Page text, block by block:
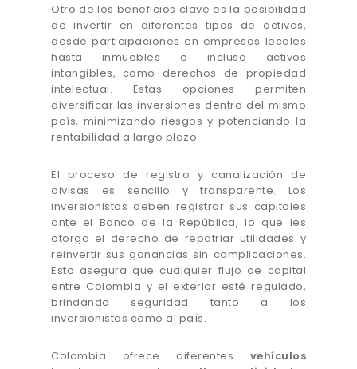
Otro de los beneficios clave es la posibilidad
de invertir en diferentes tipos de activos,
desde participaciones en empresas locales
hasta inmuebles e incluso activos
intangibles, como derechos de propiedad
intelectual. Estas opciones permiten
diversificar las inversiones dentro del mismo
país, minimizando riesgos y potenciando la
rentabilidad a largo plazo.
El proceso de registro y canalización de
divisas es sencillo y transparente. Los
inversionistas deben registrar sus capitales
ante el Banco de la República, lo que les
otorga el derecho de repatriar utilidades y
reinvertir sus ganancias sin complicaciones.
Esto asegura que cualquier flujo de capital
entre Colombia y el exterior esté regulado,
brindando seguridad tanto a los
inversionistas como al país.
Colombia ofrece diferentes vehículos